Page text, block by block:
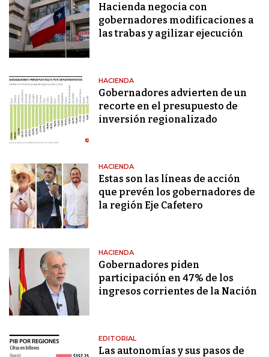
Hacienda negocia con
gobernadores modificaciones a
las trabas y agilizar ejecución
HACIENDA
Gobernadores advierten de un
recorte en el presupuesto de
inversión regionalizado
HACIENDA
Estas son las líneas de acción
que prevén los gobernadores de
la región Eje Cafetero
HACIENDA
Gobernadores piden
participación en 47% de los
ingresos corrientes de la Nación
EDITORIAL
Las autonomías y sus pasos de